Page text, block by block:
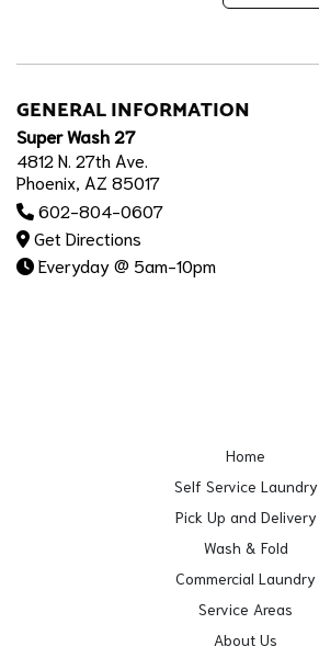
GENERAL INFORMATION
Super Wash 27
4812 N. 27th Ave.
Phoenix, AZ 85017
602-804-0607
Get Directions
Everyday @ 5am-10pm
Home
Self Service Laundry
Pick Up and Delivery
Wash & Fold
Commercial Laundry
Service Areas
About Us